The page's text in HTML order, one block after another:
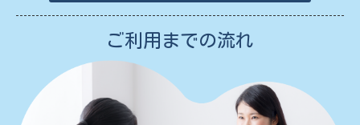
ご利用までの流れ